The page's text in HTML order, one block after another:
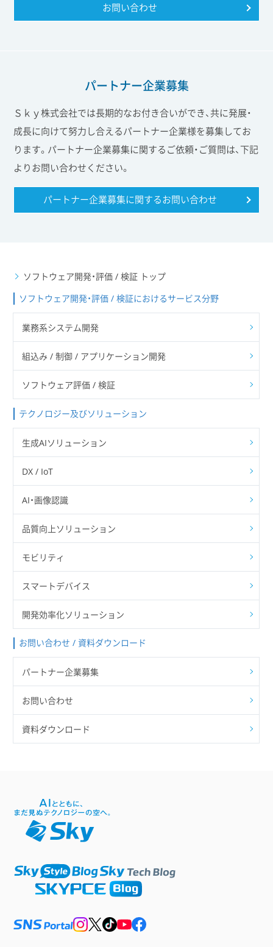
お問い合わせ
パートナー企業募集
Ｓｋｙ株式会社では長期的なお付き合いができ、共に発展・
成長に向けて努力し合えるパートナー企業様を募集してお
ります。パートナー企業募集に関するご依頼・ご質問は、下記
よりお問い合わせください。
パートナー企業募集に関するお問い合わせ
ソフトウェア開発・評価 / 検証 トップ
ソフトウェア開発・評価 / 検証におけるサービス分野
業務系システム開発
組込み / 制御 / アプリケーション開発
ソフトウェア評価 / 検証
テクノロジー及びソリューション
生成AIソリューション
DX / IoT
AI・画像認識
品質向上ソリューション
モビリティ
スマートデバイス
開発効率化ソリューション
お問い合わせ / 資料ダウンロード
パートナー企業募集
お問い合わせ
資料ダウンロード